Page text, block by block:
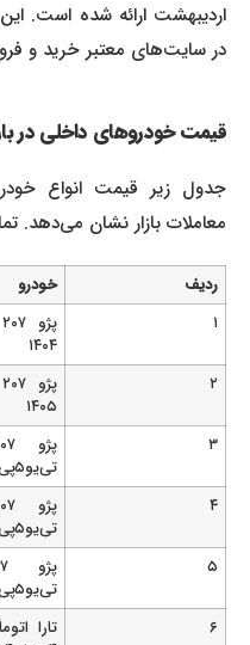
اردیبهشت ارائه شده است.
در سایت‌های معتبر خرید و
قیمت خودروهای داخلی در بازار
جدول زیر قیمت انواع
معاملات بازار نشان می‌دهد.
ردیف خودرو
۱۴۰۴
۱۴۰۵
تی‌یو۵پی مدل ۱۴۰۴
تی‌یو۵پی مدل ۱۴۰۵
تی‌یو۵پی مدل ۱۴۰۵
تارا